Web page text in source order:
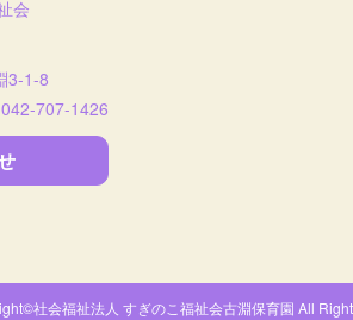
会
3-1-8
707-1426
社会福祉法人 すぎのこ福祉会古淵保育園 All